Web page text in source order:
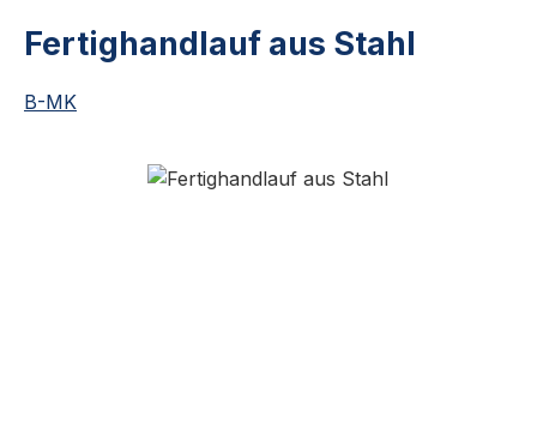
Fertighandlauf aus Stahl
B-MK